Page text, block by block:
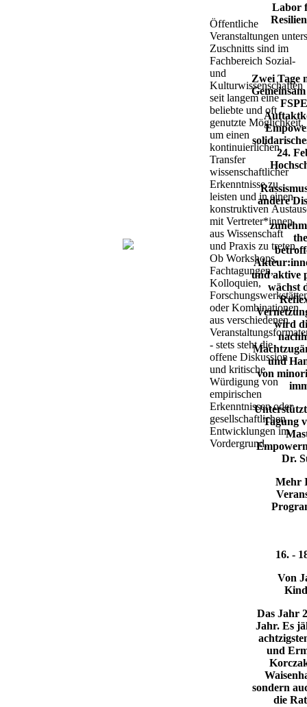
Labor
​Zwei Tage
24.
andere
und aktive
wächst
wird
und
von
Tagung
Dr.
Mehr
​16. -
Von
​Das Jahr
Jahr. Es
und
sondern
die
Öffentliche
Veranstaltungen
Zuschnitts sind im
Fachbereich Sozial-
und
Kulturwissenschaften
seit langem eine
beliebte und oft
genutzte Möglichkeit,
um einen
kontinuierlichen
Transfer
wissenschaftlicher
Erkenntnisse zu
leisten und in einen
konstruktiven
mit Vertreter*innen
aus Wissenschaft
und Praxis zu treten.
Ob Workshops,
Fachtagungen,
Kolloquien,
oder Kombinationen
aus verschiedenen
- stets steht die
offene Diskussion
und kritische
Würdigung von
empirischen
Erkenntnissen oder
gesellschaftlic​hen
Entwicklungen im
Vordergrund.